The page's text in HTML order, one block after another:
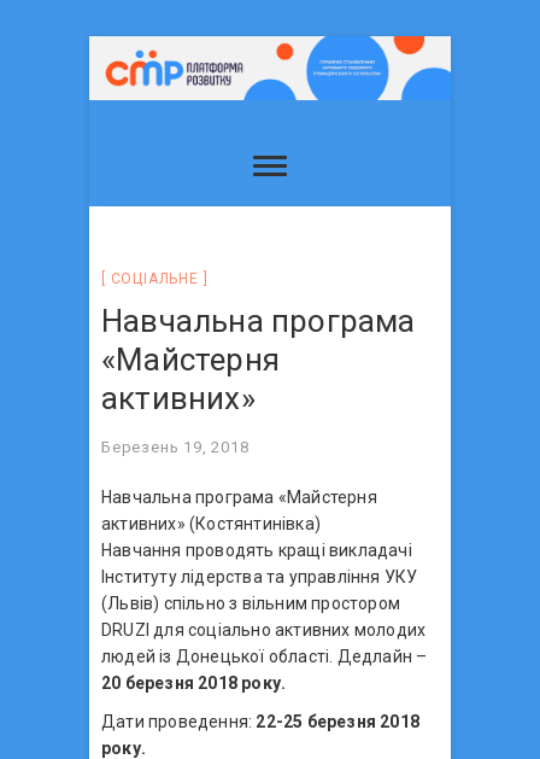
СОЦIАЛЬНЕ
Навчальна програма
«Майстерня
активних»
Березень 19, 2018
Навчальна програма «Майстерня
активних» (Костянтинівка)
Навчання проводять кращі викладачі
Інституту лідерства та управління УКУ
(Львів) спільно з вільним простором
DRUZI для соціально активних молодих
людей із Донецької області. Дедлайн –
20 березня 2018 року.
Дати проведення: 22-25 березня 2018
року.